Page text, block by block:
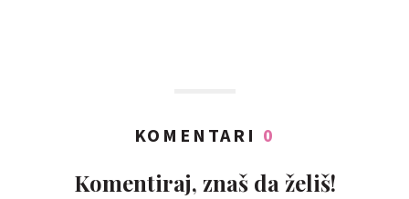
KOMENTARI 0
Komentiraj, znaš da želiš!